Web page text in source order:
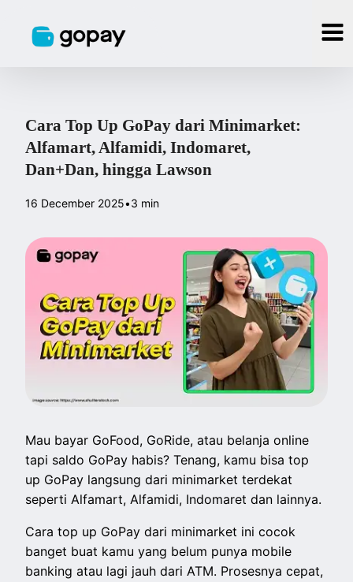
Cara Top Up GoPay dari Minimarket:
Alfamart, Alfamidi, Indomaret,
Dan+Dan, hingga Lawson
16 December 2025•3 min
Mau bayar GoFood, GoRide, atau belanja online
tapi saldo GoPay habis? Tenang, kamu bisa top
up GoPay langsung dari minimarket terdekat
seperti Alfamart, Alfamidi, Indomaret dan lainnya.
Cara top up GoPay dari minimarket ini cocok
banget buat kamu yang belum punya mobile
banking atau lagi jauh dari ATM. Prosesnya cepat,